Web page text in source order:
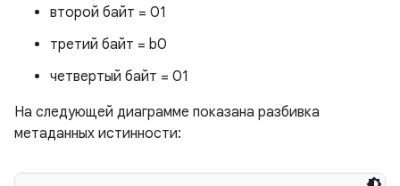
второй байт = 01
третий байт = b0
четвертый байт = 01
На следующей диаграмме показана разбивка
метаданных истинности: